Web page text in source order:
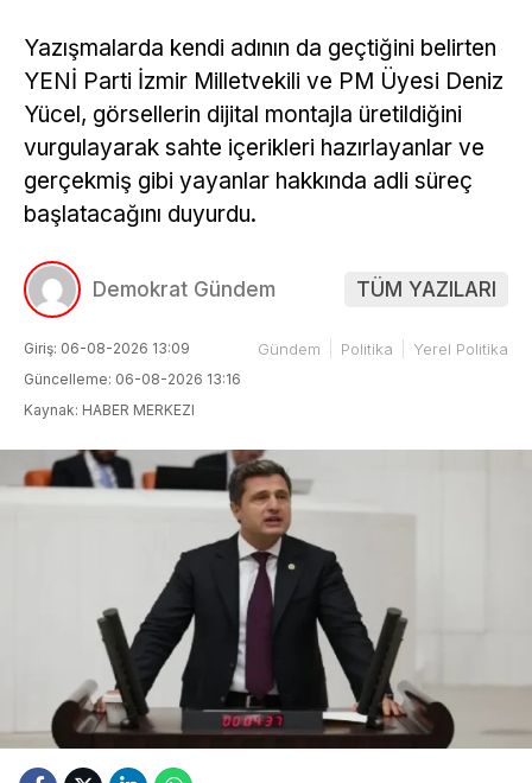
Yazışmalarda kendi adının da geçtiğini belirten
YENİ Parti İzmir Milletvekili ve PM Üyesi Deniz
Yücel, görsellerin dijital montajla üretildiğini
vurgulayarak sahte içerikleri hazırlayanlar ve
gerçekmiş gibi yayanlar hakkında adli süreç
başlatacağını duyurdu.
Demokrat Gündem TÜM YAZILARI
Giriş: 06-08-2026 13:09
Güncelleme: 06-08-2026 13:16
Kaynak: HABER MERKEZI
Gündem Politika Yerel Politika